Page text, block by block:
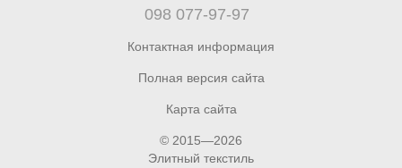
098 077-97-97
Контактная информация
Полная версия сайта
Карта сайта
© 2015—2026
Элитный текстиль